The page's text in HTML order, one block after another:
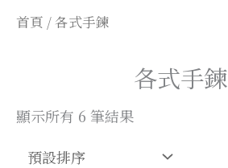
首頁 / 各式手鍊
各式手鍊
顯示所有 6 筆結果